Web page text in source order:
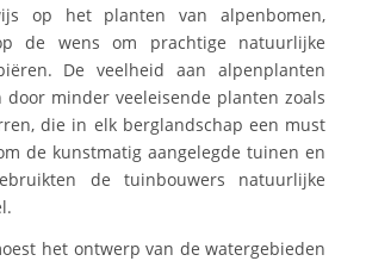
op het planten van alpenbomen,
de wens om prachtige natuurlijke
De veelheid aan alpenplanten
door minder veeleisende planten zoals
die in elk berglandschap een must
de kunstmatig aangelegde tuinen en
de tuinbouwers natuurlijke
het ontwerp van de watergebieden